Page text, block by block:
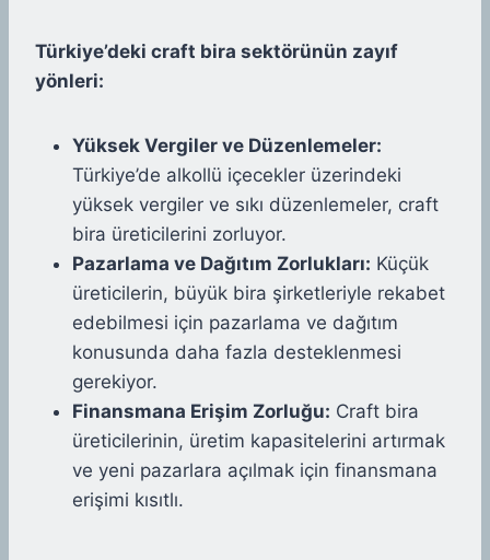
Türkiye’deki craft bira sektörünün zayıf
yönleri:
Yüksek Vergiler ve Düzenlemeler:
Türkiye’de alkollü içecekler üzerindeki
yüksek vergiler ve sıkı düzenlemeler, craft
bira üreticilerini zorluyor.
Pazarlama ve Dağıtım Zorlukları: Küçük
üreticilerin, büyük bira şirketleriyle rekabet
edebilmesi için pazarlama ve dağıtım
konusunda daha fazla desteklenmesi
gerekiyor.
Finansmana Erişim Zorluğu: Craft bira
üreticilerinin, üretim kapasitelerini artırmak
ve yeni pazarlara açılmak için finansmana
erişimi kısıtlı.